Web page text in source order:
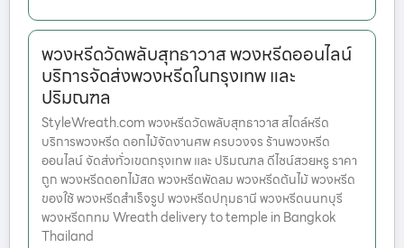
พวงหรีดวัดพลับสุทธาวาส พวงหรีดออนไลน์
บริการจัดส่งพวงหรีดในกรุงเทพ และ
ปริมณฑล
StyleWreath.com พวงหรีดวัดพลับสุทธาวาส สไตล์หรีด
บริการพวงหรีด ดอกไม้จัดงานศพ ครบวงจร ร้านพวงหรีด
ออนไลน์ จัดส่งทั่วเขตกรุงเทพ และ ปริมณฑล ดีไซน์สวยหรู ราคา
ถูก พวงหรีดดอกไม้สด พวงหรีดพัดลม พวงหรีดต้นไม้ พวงหรีด
ของใช้ พวงหรีดสำเร็จรูป พวงหรีดปทุมธานี พวงหรีดนนทบุรี
พวงหรีดกทม Wreath delivery to temple in Bangkok
Thailand